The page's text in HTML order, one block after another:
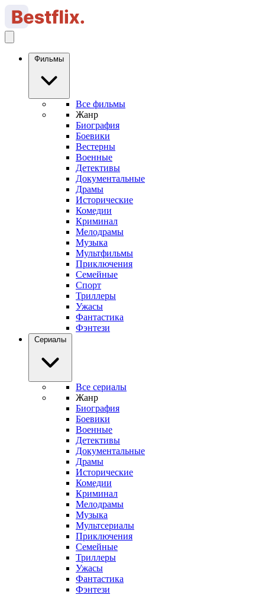
Фильмы
Все фильмы
Жанр
Биография
Боевики
Вестерны
Военные
Детективы
Документальные
Драмы
Исторические
Комедии
Криминал
Мелодрамы
Музыка
Мультфильмы
Приключения
Семейные
Спорт
Триллеры
Ужасы
Фантастика
Фэнтези
Сериалы
Все сериалы
Жанр
Биография
Боевики
Военные
Детективы
Документальные
Драмы
Исторические
Комедии
Криминал
Мелодрамы
Музыка
Мультсериалы
Приключения
Семейные
Триллеры
Ужасы
Фантастика
Фэнтези